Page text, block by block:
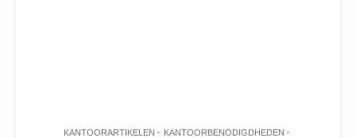
KANTOORARTIKELEN
KANTOORBENODIGDHEDEN